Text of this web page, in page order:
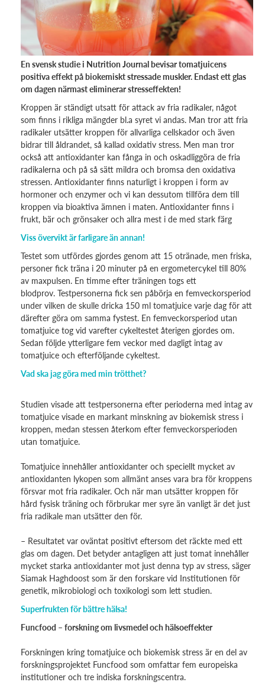
En svensk studie i Nutrition Journal bevisar tomatjuicens
positiva effekt på biokemiskt stressade muskler. Endast ett glas
om dagen närmast eliminerar stresseffekten!
Kroppen är ständigt utsatt för attack av fria radikaler, något
som finns i rikliga mängder bl.a syret vi andas. Man tror att fria
radikaler utsätter kroppen för allvarliga cellskador och även
bidrar till åldrandet, så kallad oxidativ stress. Men man tror
också att antioxidanter kan fånga in och oskadliggöra de fria
radikalerna och på så sätt mildra och bromsa den oxidativa
stressen. Antioxidanter finns naturligt i kroppen i form av
hormoner och enzymer och vi kan dessutom tillföra dem till
kroppen via bioaktiva ämnen i maten. Antioxidanter finns i
frukt, bär och grönsaker och allra mest i de med stark färg
Viss övervikt är farligare än annan!
Testet som utfördes gjordes genom att 15 otränade, men friska,
personer fick träna i 20 minuter på en ergometercykel till 80%
av maxpulsen. En timme efter träningen togs ett
blodprov. Testpersonerna fick sen påbörja en femveckorsperiod
under vilken de skulle dricka 150 ml tomatjuice varje dag för att
därefter göra om samma fystest. En femveckorsperiod utan
tomatjuice tog vid varefter cykeltestet återigen gjordes om.
Sedan följde ytterligare fem veckor med dagligt intag av
tomatjuice och efterföljande cykeltest.
Vad ska jag göra med min trötthet?
Studien visade att testpersonerna efter perioderna med intag av
tomatjuice visade en markant minskning av biokemisk stress i
kroppen, medan stessen återkom efter femveckorsperioden
utan tomatjuice.
Tomatjuice innehåller antioxidanter och speciellt mycket av
antioxidanten lykopen som allmänt anses vara bra för kroppens
försvar mot fria radikaler. Och när man utsätter kroppen för
hård fysisk träning och förbrukar mer syre än vanligt är det just
fria radikale man utsätter den för.
– Resultatet var oväntat positivt eftersom det räckte med ett
glas om dagen. Det betyder antagligen att just tomat innehåller
mycket starka antioxidanter mot just denna typ av stress, säger
Siamak Haghdoost som är den forskare vid Institutionen för
genetik, mikrobiologi och toxikologi som lett studien.
Superfrukten för bättre hälsa!
Funcfood – forskning om livsmedel och hälsoeffekter
Forskningen kring tomatjuice och biokemisk stress är en del av
forskningsprojektet Funcfood som omfattar fem europeiska
institutioner och tre indiska forskningscentra.